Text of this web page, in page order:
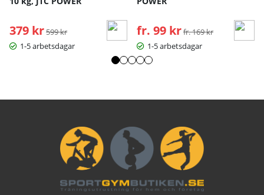
379 kr Ordinarie pris:
599 kr
1-5 arbetsdagar
fr. 99 kr Ordinarie pris:
fr. 169 kr
1-5 arbetsdagar